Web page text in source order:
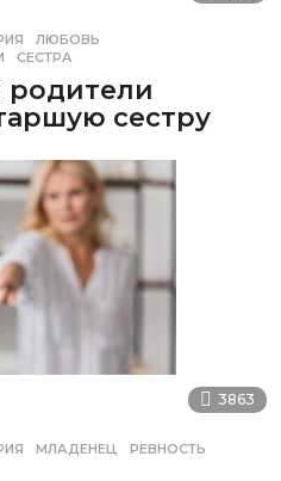
,ЛЮБОВЬ
,СЕСТРА
родители
сестру
3863
,МЛАДЕНЕЦ ,РЕВНОСТЬ